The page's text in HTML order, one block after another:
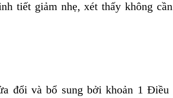
tiết giảm nhẹ, xét thấy không
đổi và bổ sung bởi khoản 1 Điều